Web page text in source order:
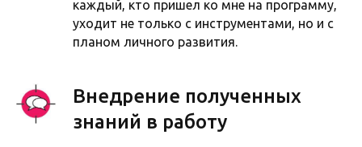
каждый, кто пришел ко мне на программу,
уходит не только с инструментами, но и с
планом личного развития.
Внедрение полученных
знаний в работу